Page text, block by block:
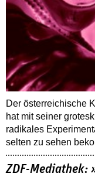
Der österreichische
hat mit seiner
radikales
selten zu sehen
ZDF-Mediathek: